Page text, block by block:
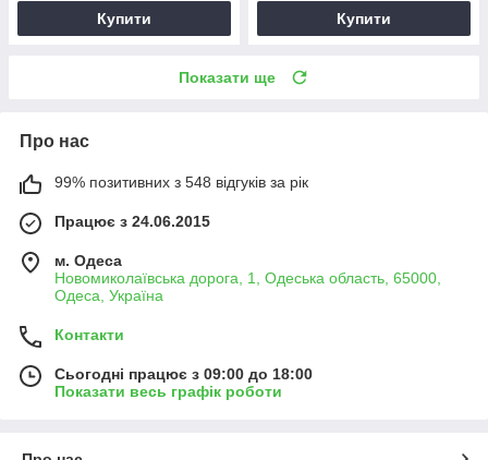
Купити Купити
Показати ще
Про нас
99% позитивних з 548 відгуків за рік
Працює з 24.06.2015
м. Одеса
Новомиколаївська дорога, 1, Одеська область, 65000,
Одеса, Україна
Контакти
Сьогодні працює з 09:00 до 18:00
Показати весь графік роботи